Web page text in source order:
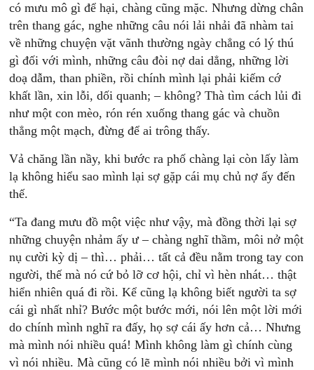
có mưu mô gì để hại, chàng cũng mặc. Nhưng dừng chân
trên thang gác, nghe những câu nói lải nhải đã nhàm tai
về những chuyện vặt vãnh thường ngày chẳng có lý thú
gì đối với mình, những câu đòi nợ dai dẳng, những lời
doạ dẫm, than phiền, rồi chính mình lại phải kiếm cớ
khất lần, xin lỗi, dối quanh; – không? Thà tìm cách lủi đi
như một con mèo, rón rén xuống thang gác và chuồn
thẳng một mạch, đừng để ai trông thấy.
Vả chăng lần nầy, khi bước ra phố chàng lại còn lấy làm
lạ không hiểu sao mình lại sợ gặp cái mụ chủ nợ ấy đến
thế.
“Ta đang mưu đồ một việc như vậy, mà đồng thời lại sợ
những chuyện nhảm ấy ư – chàng nghĩ thầm, môi nở một
nụ cười kỳ dị – thì… phải… tất cả đều nằm trong tay con
người, thế mà nó cứ bỏ lỡ cơ hội, chỉ vì hèn nhát… thật
hiển nhiên quá đi rồi. Kể cũng lạ không biết người ta sợ
cái gì nhất nhỉ? Bước một bước mới, nói lên một lời mới
do chính mình nghĩ ra đấy, họ sợ cái ấy hơn cả… Nhưng
mà mình nói nhiều quá! Mình không làm gì chính cùng
vì nói nhiều. Mà cũng có lẽ mình nói nhiều bởi vì mình